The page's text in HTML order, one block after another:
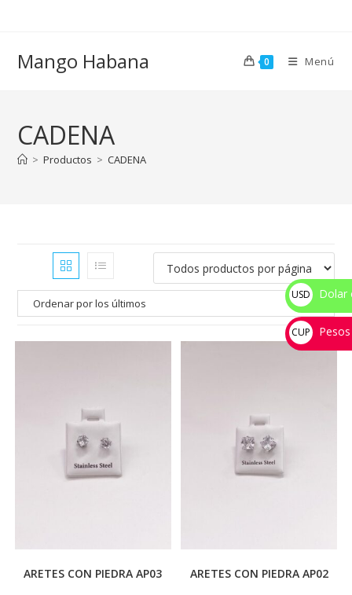
Mango Habana 0 Menú
CADENA
> Productos > CADENA
ARETES CON PIEDRA AP03 ARETES CON PIEDRA AP02
USD
$
Dolar
CUP
💰
Pesos